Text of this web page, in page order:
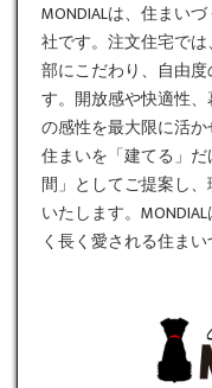
MONDIALは、住まい
社です。 注文住宅では
部にこだわり、自由
す。開放感や快適性
の感性を最大限に活か
住まいを「建てる」
間」としてご提案し
いたします。
く長く愛される住ま